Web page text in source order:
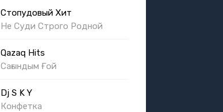
Стопудовый Хит
Не Суди Строго Родной
Qazaq Hits
Сағындым Ғой
Dj S K Y
Конфетка